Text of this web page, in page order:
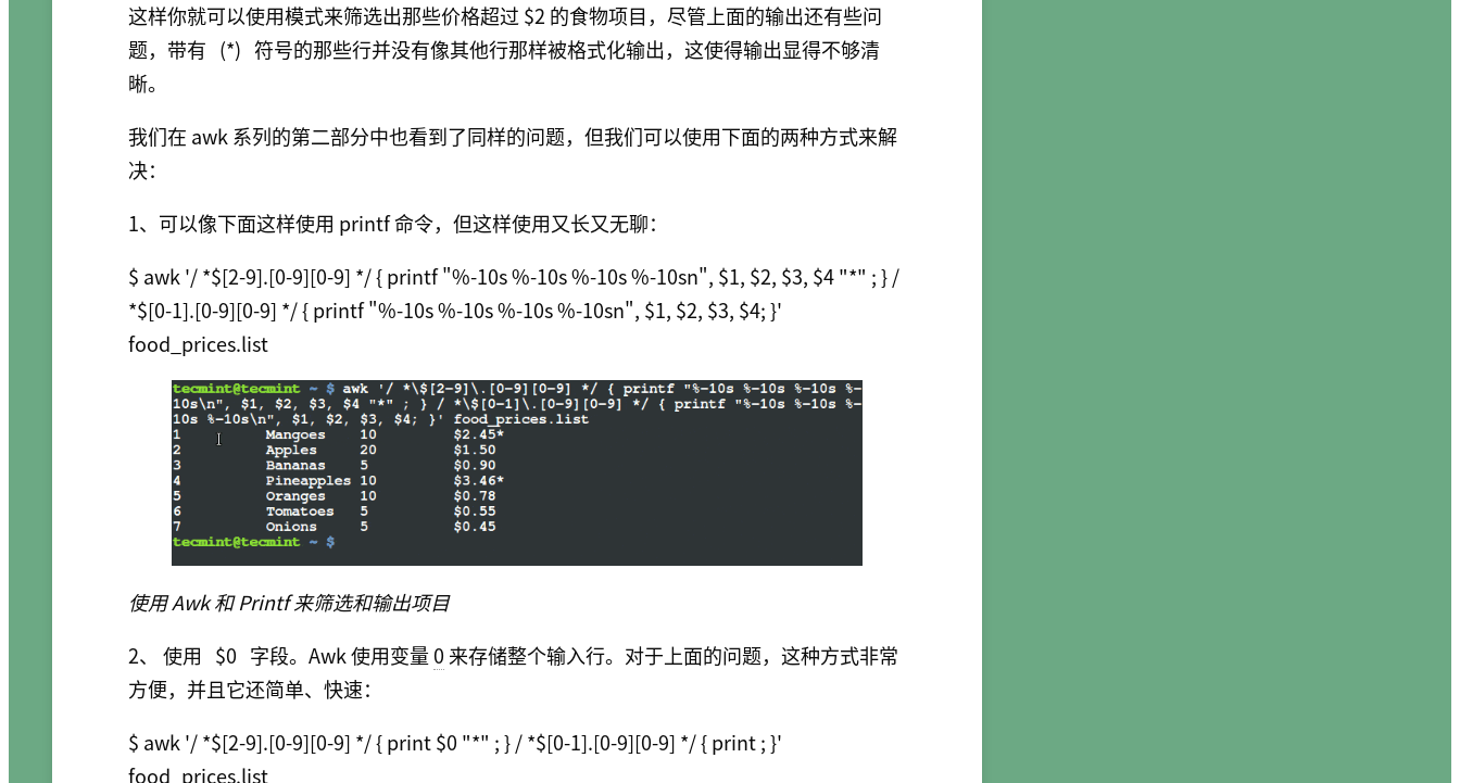
这样你就可以使用模式来筛选出那些价格超过 $2 的食物项目，尽管上面的输出还有些问
题，带有 (*) 符号的那些行并没有像其他行那样被格式化输出，这使得输出显得不够清
晰。
我们在 awk 系列的第二部分中也看到了同样的问题，但我们可以使用下面的两种方式来解
决：
1、可以像下面这样使用 printf 命令，但这样使用又长又无聊：
$ awk '/ *$[2-9].[0-9][0-9] */ { printf "%-10s %-10s %-10s %-10sn", $1, $2, $3, $4 "*" ; } /
*$[0-1].[0-9][0-9] */ { printf "%-10s %-10s %-10s %-10sn", $1, $2, $3, $4; }'
使用 Awk 和 Printf 来筛选和输出项目
2、 使用 $0 字段。Awk 使用变量 0 来存储整个输入行。对于上面的问题，这种方式非常
方便，并且它还简单、快速：
$ awk '/ *$[2-9].[0-9][0-9] */ { print $0 "*" ; } / *$[0-1].[0-9][0-9] */ { print ; }'